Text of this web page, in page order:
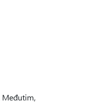
Međutim,